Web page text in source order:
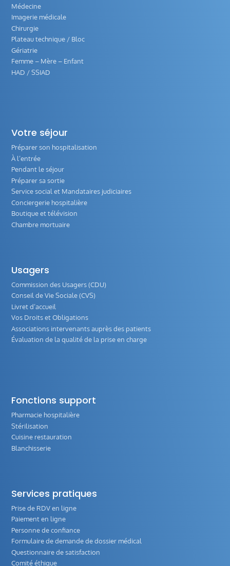
Médecine
Imagerie médicale
Chirurgie
Plateau technique / Bloc
Gériatrie
Femme – Mère – Enfant
HAD / SSIAD
Votre séjour
Préparer son hospitalisation
À l’entrée
Pendant le séjour
Préparer sa sortie
Service social et Mandataires judiciaires
Conciergerie hospitalière
Boutique et télévision
Chambre mortuaire
Usagers
Commission des Usagers (CDU)
Conseil de Vie Sociale (CVS)
Livret d’accueil
Vos Droits et Obligations
Associations intervenants auprès des patients
Évaluation de la qualité de la prise en charge
Fonctions support
Pharmacie hospitalière
Stérilisation
Cuisine restauration
Blanchisserie
Services pratiques
Prise de RDV en ligne
Paiement en ligne
Personne de confiance
Formulaire de demande de dossier médical
Questionnaire de satisfaction
Comité éthique